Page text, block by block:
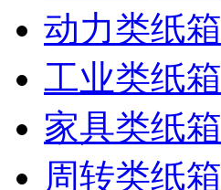
动力类纸箱
工业类纸箱
家具类纸箱
周转类纸箱